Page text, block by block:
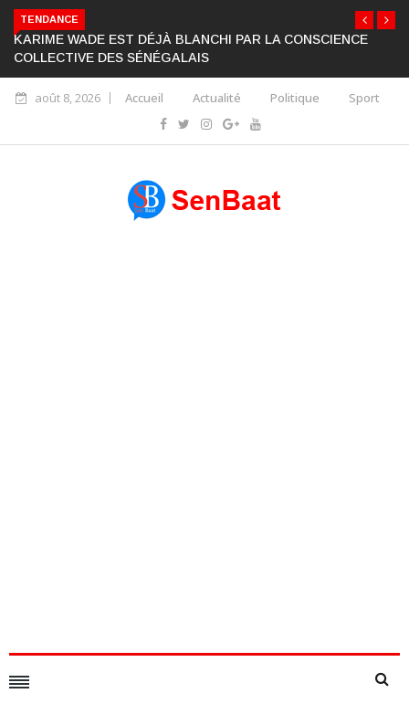
TENDANCE
KARIME WADE EST DÉJÀ BLANCHI PAR LA CONSCIENCE
COLLECTIVE DES SÉNÉGALAIS
août 8, 2026 Accueil Actualité Politique Sport